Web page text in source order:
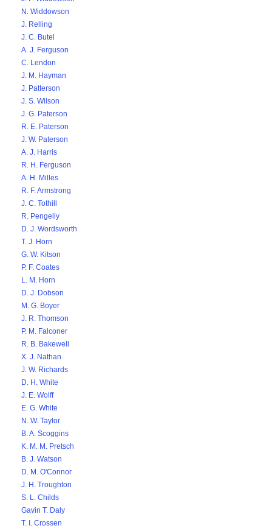
N. Widdowson
J. Relling
J. C. Butel
A. J. Ferguson
C. Lendon
J. M. Hayman
J. Patterson
J. S. Wilson
J. G. Paterson
R. E. Paterson
J. W. Paterson
A. J. Harris
R. H. Ferguson
A. H. Milles
R. F. Armstrong
J. C. Tothill
R. Pengelly
D. J. Wordsworth
T. J. Horn
G. W. Kitson
P. F. Coates
L. M. Horn
D. J. Dobson
M. G. Boyer
J. R. Thomson
P. M. Falconer
R. B. Bakewell
X. J. Nathan
J. W. Richards
D. H. White
J. E. Wolff
E. G. White
N. W. Taylor
B. A. Scoggins
K. M. M. Pretsch
B. J. Watson
D. M. O'Connor
J. H. Troughton
S. L. Childs
Gavin T. Daly
T. I. Crossen